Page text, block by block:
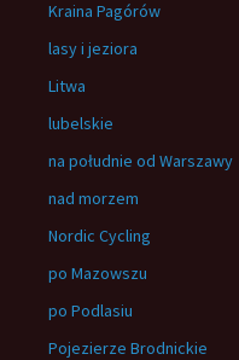
Kraina Pagórów
lasy i jeziora
Litwa
lubelskie
na południe od Warszawy
nad morzem
Nordic Cycling
po Mazowszu
po Podlasiu
Pojezierze Brodnickie